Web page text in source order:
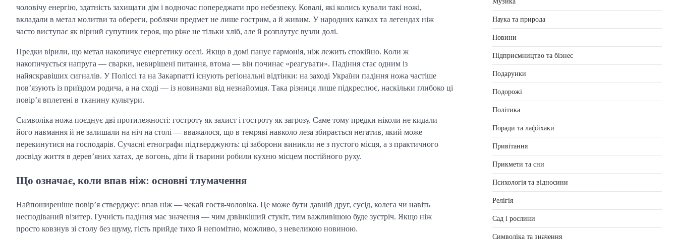
чоловічу енергію, здатність захищати дім і водночас попереджати про небезпеку. Ковалі, які колись кували такі ножі,
вкладали в метал молитви та обереги, роблячи предмет не лише гострим, а й живим. У народних казках та легендах ніж
часто виступає як вірний супутник героя, що ріже не тільки хліб, але й розплутує вузли долі.
Предки вірили, що метал накопичує енергетику оселі. Якщо в домі панує гармонія, ніж лежить спокійно. Коли ж
накопичується напруга — сварки, невирішені питання, втома — він починає «реагувати». Падіння стає одним із
найяскравіших сигналів. У Поліссі та на Закарпатті існують регіональні відтінки: на заході України падіння ножа частіше
пов’язують із приїздом родича, а на сході — із новинами від незнайомця. Така різниця лише підкреслює, наскільки глибоко ці
повір’я вплетені в тканину культури.
Символіка ножа поєднує дві протилежності: гостроту як захист і гостроту як загрозу. Саме тому предки ніколи не кидали
його навмання й не залишали на ніч на столі — вважалося, що в темряві навколо леза збирається негатив, який може
перекинутися на господарів. Сучасні етнографи підтверджують: ці заборони виникли не з пустого місця, а з практичного
досвіду життя в дерев’яних хатах, де вогонь, діти й тварини робили кухню місцем постійного руху.
Що означає, коли впав ніж: основні тлумачення
Найпоширеніше повір’я стверджує: впав ніж — чекай гостя-чоловіка. Це може бути давній друг, сусід, колега чи навіть
несподіваний візитер. Гучність падіння має значення — чим дзвінкіший стукіт, тим важливішою буде зустріч. Якщо ніж
просто ковзнув зі столу без шуму, гість прийде тихо й непомітно, можливо, з невеликою новиною.
Наука та природа
Новини
Підприємництво та бізнес
Подарунки
Подорожі
Політика
Поради та лафйхаки
Привітання
Прикмети та сни
Психологія та відносини
Релігія
Сад і рослини
Символіка та значення